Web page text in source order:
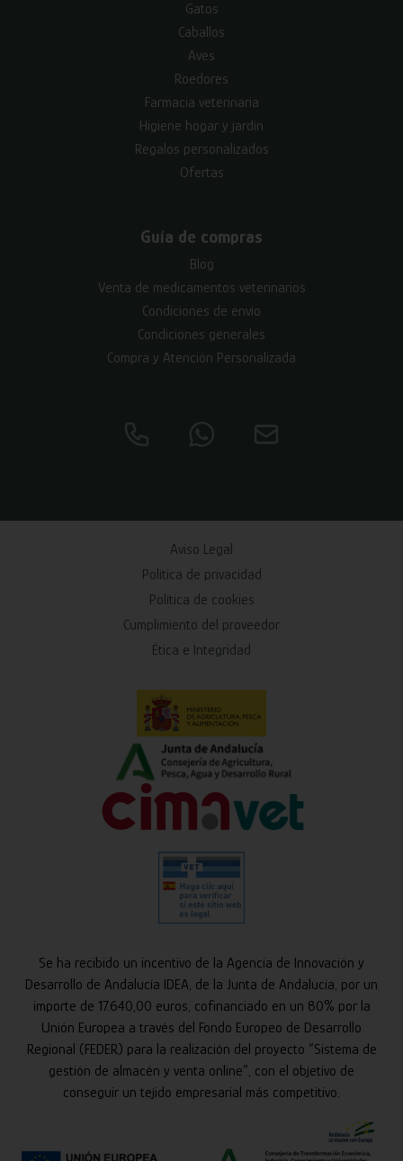
Gatos
Caballos
Aves
Roedores
Farmacia veterinaria
Higiene hogar y jardín
Regalos personalizados
Ofertas
Guía de compras
Blog
Venta de medicamentos veterinarios
Condiciones de envío
Condiciones generales
Compra y Atención Personalizada
Aviso Legal
Política de privacidad
Política de cookies
Cumplimiento del proveedor
Ética e Integridad
Se ha recibido un incentivo de la Agencia de Innovación y
Desarrollo de Andalucía IDEA, de la Junta de Andalucía, por un
importe de 17.640,00 euros, cofinanciado en un 80% por la
Unión Europea a través del Fondo Europeo de Desarrollo
Regional (FEDER) para la realización del proyecto “Sistema de
gestión de almacén y venta online”, con el objetivo de
conseguir un tejido empresarial más competitivo.